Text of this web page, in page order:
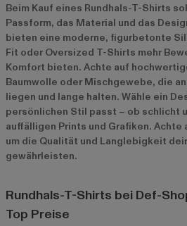
Beim Kauf eines Rundhals-T-Shirts
Passform, das Material und das
bieten eine moderne, figurbetonte
Fit oder Oversized T-Shirts mehr
Komfort bieten. Achte auf
Baumwolle oder Mischgewebe, die
liegen und lange halten. Wähle ein
persönlichen Stil passt – ob schlicht
auffälligen Prints und Grafiken.
um die Qualität und Langlebigkeit
gewährleisten.
Rundhals-T-Shirts bei Def-
Top Preise